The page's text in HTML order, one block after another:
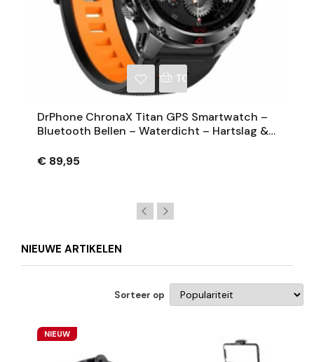
TOEVOEGEN AAN
DrPhone ChronaX Titan GPS Smartwatch –
Bluetooth Bellen – Waterdicht – Hartslag &
€ 89,95
NIEUWE ARTIKELEN
Sorteer op
NIEUW